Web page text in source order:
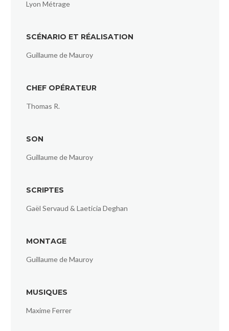
Lyon Métrage
SCÉNARIO ET RÉALISATION
Guillaume de Mauroy
CHEF OPÉRATEUR
Thomas R.
SON
Guillaume de Mauroy
SCRIPTES
Gaël Servaud & Laeticia Deghan
MONTAGE
Guillaume de Mauroy
MUSIQUES
Maxime Ferrer